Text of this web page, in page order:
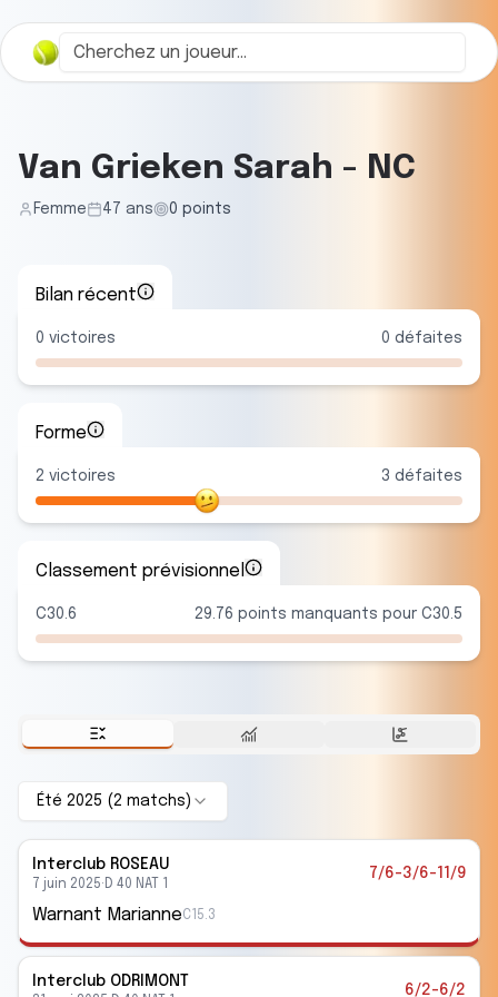
Van Grieken Sarah - NC
Femme 47 ans 0 points
Bilan récent
0 victoires 0 défaites
Forme
2 victoires 3 défaites
Classement prévisionnel
C30.6 29.76 points manquants pour C30.5
Été 2025 (2 matchs )
Interclub ROSEAU
7 juin 2025· D 40 NAT 1
7/6-3/6-11/9
Warnant MarianneC15.3
Interclub ODRIMONT
6/2-6/2